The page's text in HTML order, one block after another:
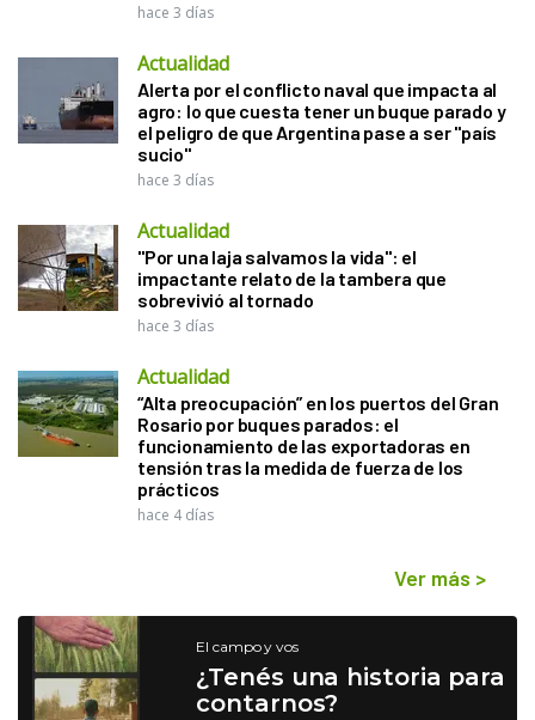
hace 3 días
Actualidad
Alerta por el conflicto naval que impacta al
agro: lo que cuesta tener un buque parado y
el peligro de que Argentina pase a ser "país
sucio"
hace 3 días
Actualidad
"Por una laja salvamos la vida": el
impactante relato de la tambera que
sobrevivió al tornado
hace 3 días
Actualidad
“Alta preocupación” en los puertos del Gran
Rosario por buques parados: el
funcionamiento de las exportadoras en
tensión tras la medida de fuerza de los
prácticos
hace 4 días
Ver más >
El campo y vos
¿Tenés una historia para
contarnos?